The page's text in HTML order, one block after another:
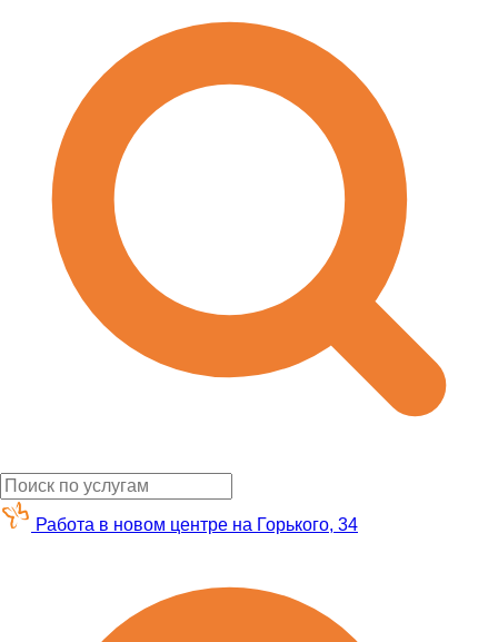
Работа в новом центре на Горького, 34